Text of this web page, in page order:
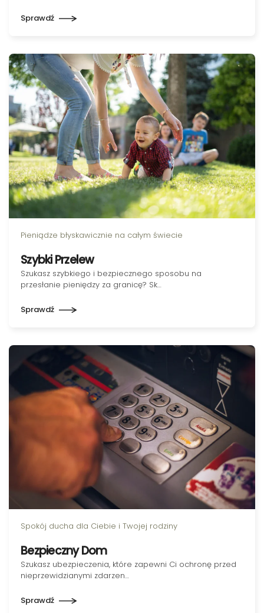
Sprawdź
Pieniądze błyskawicznie na całym świecie
Szybki Przelew
Szukasz szybkiego i bezpiecznego sposobu na
przesłanie pieniędzy za granicę? Sk…
Sprawdź
Spokój ducha dla Ciebie i Twojej rodziny
Bezpieczny Dom
Szukasz ubezpieczenia, które zapewni Ci ochronę przed
nieprzewidzianymi zdarzen…
Sprawdź